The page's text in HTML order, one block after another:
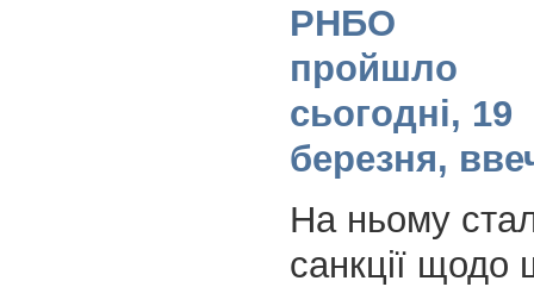
РНБО
пройшло
сьогодні, 19
березня,
На ньому
санкції щодо